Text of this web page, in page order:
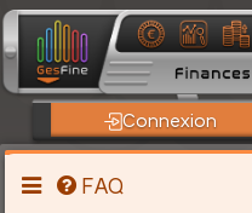
Connexion
FAQ